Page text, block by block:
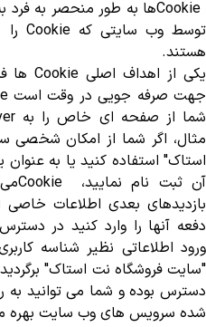
Cookieها به طور منحصر به
توسط وب سایتی که Cookie
هستند.
یکی از اهداف اصلیCookie ها
جهت صرفه جویی در وقت است
شما از صفحه ای خاص را به
مثال، اگر شما از امکان
استاک" استفاده کنید یا به
آن ثبت نام نمایید،
Cookie
بازدیدهای بعدی اطلاعات خاصی
دفعه آنها را وارد کنید در
ورود اطلاعاتی نظیر شناسه
"سایت فروشگاه نت استاک"
دسترس بوده و شما می توانید
شده سرویس های وب سایت بهره